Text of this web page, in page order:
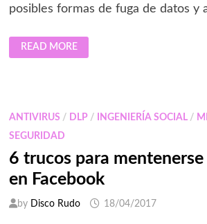
posibles formas de fuga de datos y
ESET
COMPARTE
ALGUNOS
CUENTA
READ MORE
ANTIVIRUS / DLP/ INGENIERÍA SOCIAL/
SEGURIDAD
6 trucos para
en Facebook
by Disco Rudo 18/04/2017